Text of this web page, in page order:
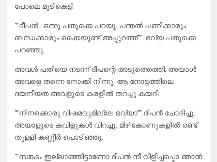
പോലെ മൂടികെട്ടി.
“”ദീപൻ.. ഒന്നു പതുക്കെ പറയൂ. പന്തൽ പണിക്കാരും
ബന്ധക്കാരും ഒക്കെയുണ്ട് അപ്പുറത്ത്””. ഭവ്യ പതുക്കെ
പറഞ്ഞു.
അവൾ പതിയെ നടന്ന് ദീപന്റെ അടുത്തെത്തി. അയാൾ
അവളെ തന്നെ നോക്കി നിന്നു. ആ നോട്ടത്തിലെ
ദയനീയത അവളുടെ കരളിൽ തറച്ചു കയറി.
“”നിനക്കൊരു വിഷമവുമില്ലേ ഭവ്യാ””.ദീപൻ ചോദിച്ചു.
അയാളുടെ കവിളുകൾ വിറച്ചു. മിഴികോണുകളിൽ രണ്ട്
തുള്ളി കണ്ണീർ പൊടിഞ്ഞു.
“”സങ്കടം ഇല്ലാഞ്ഞിട്ടാണോ ദീപൻ നീ വിളിച്ചപ്പൊ ഞാൻ